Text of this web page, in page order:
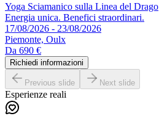
Yoga Sciamanico sulla Linea del Drago
Energia unica. Benefici straordinari.
17/08/2026 - 23/08/2026
Piemonte, Oulx
Da 690 €
Richiedi informazioni
Previous slide Next slide
Esperienze reali